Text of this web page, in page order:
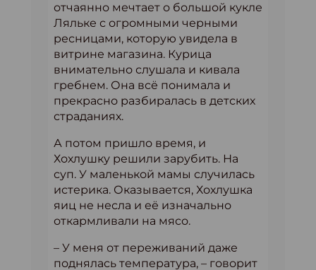
отчаянно мечтает о большой кукле
Ляльке с огромными черными
ресницами, которую увидела в
витрине магазина. Курица
внимательно слушала и кивала
гребнем. Она всё понимала и
прекрасно разбиралась в детских
страданиях.
А потом пришло время, и
Хохлушку решили зарубить. На
суп. У маленькой мамы случилась
истерика. Оказывается, Хохлушка
яиц не несла и её изначально
откармливали на мясо.
– У меня от переживаний даже
поднялась температура, – говорит